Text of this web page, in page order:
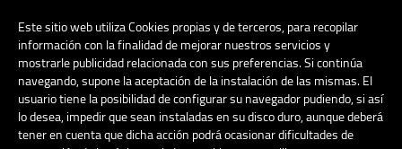
Este sitio web utiliza Cookies propias y de terceros, para recopilar
información con la finalidad de mejorar nuestros servicios y
mostrarle publicidad relacionada con sus preferencias. Si continúa
navegando, supone la aceptación de la instalación de las mismas. El
usuario tiene la posibilidad de configurar su navegador pudiendo, si así
lo desea, impedir que sean instaladas en su disco duro, aunque deberá
tener en cuenta que dicha acción podrá ocasionar dificultades de
My Account
English